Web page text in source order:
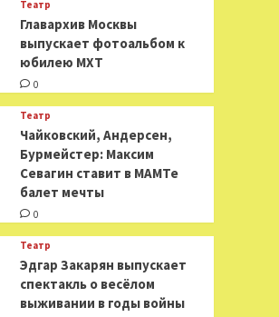
Театр
​​Главархив Москвы
выпускает фотоальбом к
юбилею МХТ
0
Театр
​​Чайковский, Андерсен,
Бурмейстер: Максим
Севагин ставит в МАМТе
балет мечты
0
Театр
Эдгар Закарян выпускает
спектакль о весёлом
выживании в годы войны